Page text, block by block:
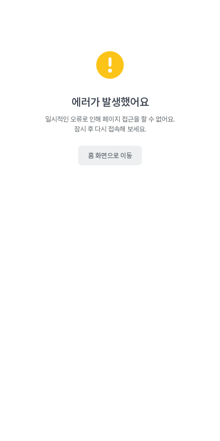
에러가 발생했어요
일시적인 오류로 인해 페이지 접근을 할 수 없어요.
잠시 후 다시 접속해 보세요.
홈 화면으로 이동